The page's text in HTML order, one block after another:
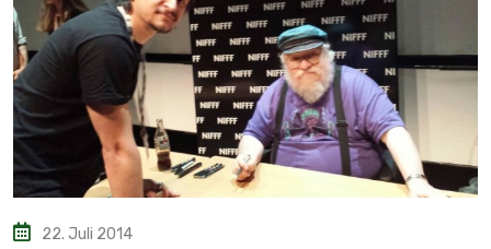
22. Juli 2014